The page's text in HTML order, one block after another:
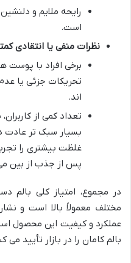
رایحه ملایم و
است.
نظرات منفی یا انتقادی
برخی افراد با
تحریکات جزئی یا
اند.
تعداد کمی از
بسیار سبک تر عادت
غلظت بیشتری را
پس از جذب از بین
در مجموع، امتیاز کلی بالم
مختلف معمولاً بالا است و
عملکرد و کیفیت این محصول
بالم کامان را در بازار تأیید می